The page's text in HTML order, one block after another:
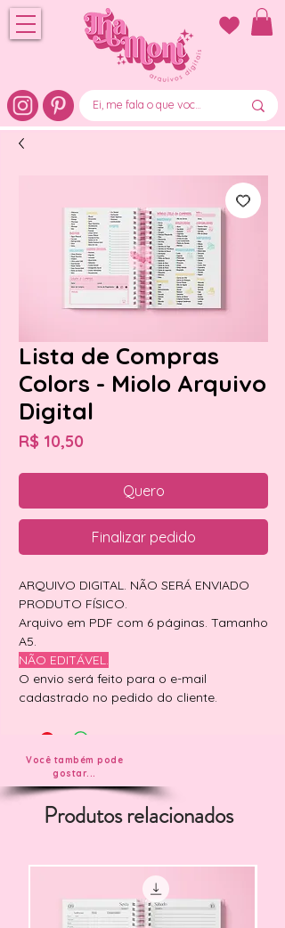
Lista de Compras
Colors - Miolo Arquivo
Digital
R$ 10,50
Quero
Finalizar pedido
ARQUIVO DIGITAL. NÃO SERÁ ENVIADO
PRODUTO FÍSICO.
Arquivo em PDF com 6 páginas. Tamanho
A5.
NÃO EDITÁVEL.
O envio será feito para o e-mail
cadastrado no pedido do cliente.
Você também pode
gostar...
Produtos relacionados